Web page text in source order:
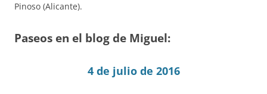
Pinoso (Alicante).
Paseos en el blog de Miguel:
4 de julio de 2016